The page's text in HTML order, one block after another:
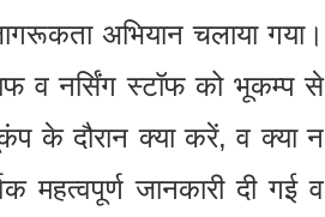
अभियान चलाया गया।
व नर्सिंग स्टॉफ को भूकम्प से
के दौरान क्या करें, व क्या न
महत्वपूर्ण जानकारी दी गई व